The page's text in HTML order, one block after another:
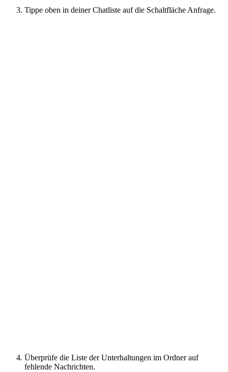
Tippe oben in deiner Chatliste auf die Schaltfläche Anfrage.
Überprüfe die Liste der Unterhaltungen im Ordner auf
fehlende Nachrichten.